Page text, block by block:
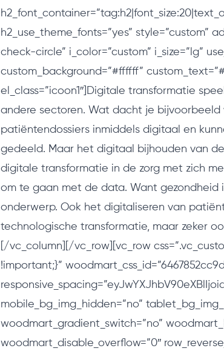
h2_use_theme_fonts=”yes” style=”custom”
check-circle” i_color=”custom” i_size=”lg”
custom_background=”#ffffff”
el_class=”icoon1″]Digitale transformatie
andere sectoren. Wat dacht je bijvoorbeeld
patiëntendossiers inmiddels digitaal en
gedeeld. Maar het digitaal bijhouden van
digitale transformatie in de zorg met zich
om te gaan met de data. Want
onderwerp. Ook het digitaliseren van
technologische transformatie, maar zeker
[/vc_column][/vc_row][vc_row
!important;}”
mobile_bg_img_hidden=”no”
woodmart_gradient_switch=”no”
woodmart_disable_overflow=”0″